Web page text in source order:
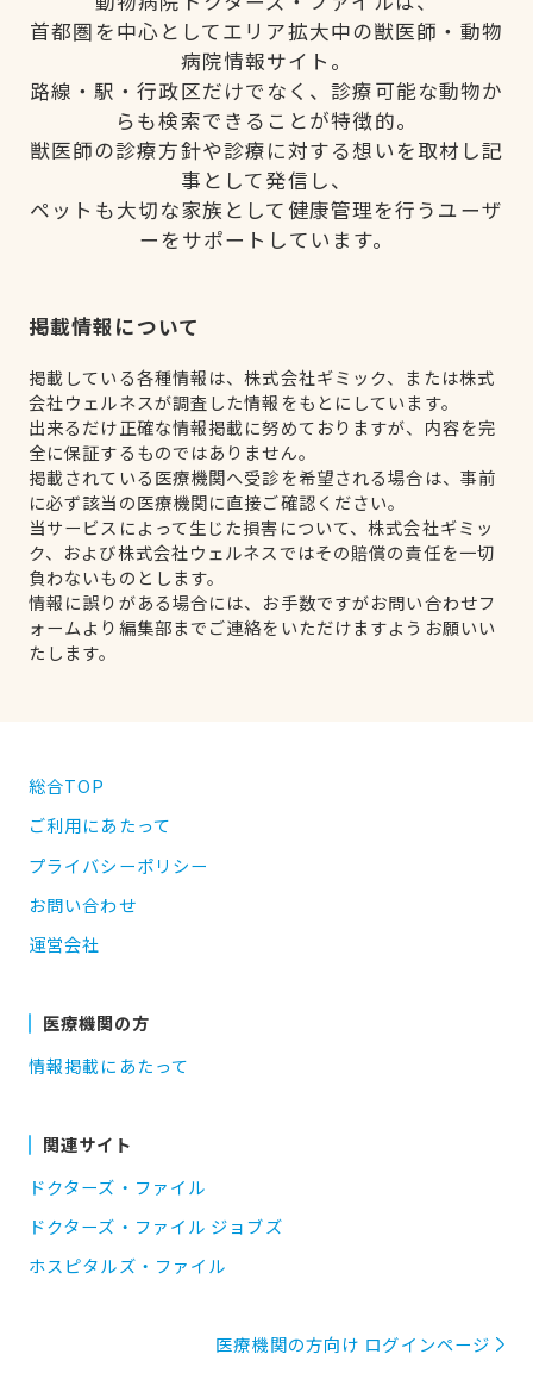
首都圏を中心としてエリア拡大中の獣医師・動物
病院情報サイト。
路線・駅・行政区だけでなく、診療可能な動物か
らも検索できることが特徴的。
獣医師の診療方針や診療に対する想いを取材し記
事として発信し、
ペットも大切な家族として健康管理を行うユーザ
ーをサポートしています。
掲載情報について
掲載している各種情報は、株式会社ギミック、または株式
会社ウェルネスが調査した情報をもとにしています。
出来るだけ正確な情報掲載に努めておりますが、内容を完
全に保証するものではありません。
掲載されている医療機関へ受診を希望される場合は、事前
に必ず該当の医療機関に直接ご確認ください。
当サービスによって生じた損害について、株式会社ギミッ
ク、および株式会社ウェルネスではその賠償の責任を一切
負わないものとします。
情報に誤りがある場合には、お手数ですがお問い合わせフ
ォームより編集部までご連絡をいただけますようお願いい
たします。
総合TOP
ご利用にあたって
プライバシーポリシー
お問い合わせ
運営会社
医療機関の方
情報掲載にあたって
関連サイト
ドクターズ・ファイル
ドクターズ・ファイル ジョブズ
ホスピタルズ・ファイル
医療機関の方向け ログインページ